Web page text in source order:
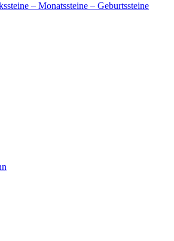
– Monatssteine – Geburtssteine